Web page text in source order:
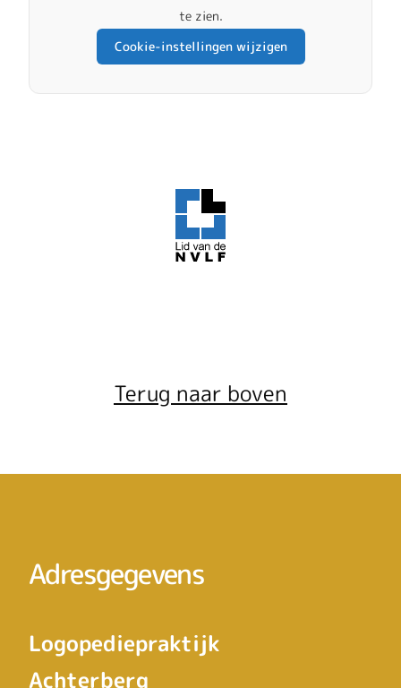
te zien.
Cookie-instellingen wijzigen
Terug naar boven
Adresgegevens
Logopediepraktijk
Achterberg